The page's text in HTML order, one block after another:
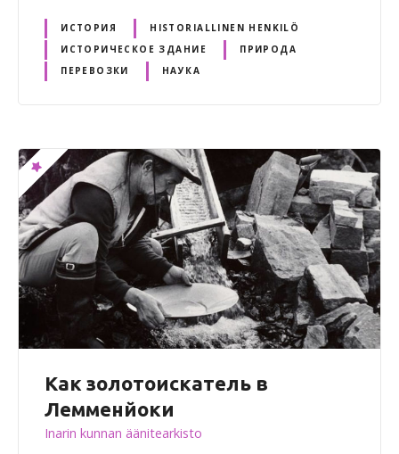
ИСТОРИЯ
HISTORIALLINEN HENKILÖ
ИСТОРИЧЕСКОЕ ЗДАНИЕ
ПРИРОДА
ПЕРЕВОЗКИ
НАУКА
Как золотоискатель в
Лемменйоки
Inarin kunnan äänitearkisto